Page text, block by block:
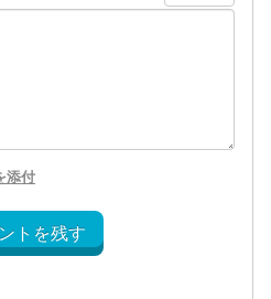
添付
トを残す